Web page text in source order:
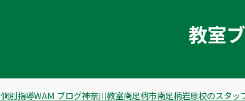
教室
個別指導WAM ブログ神奈川教室南足柄市南足柄岩原校のスタッ